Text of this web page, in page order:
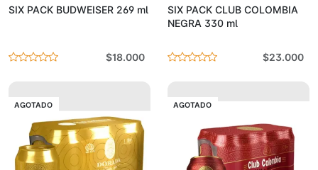
SIX PACK BUDWEISER 269 ml
$18.000
SIX PACK CLUB COLOMBIA
NEGRA 330 ml
$23.000
AGOTADO AGOTADO